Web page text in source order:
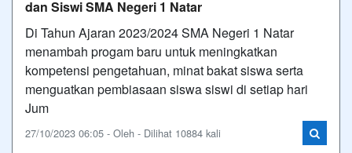
dan Siswi SMA Negeri 1 Natar
Di Tahun Ajaran 2023/2024 SMA Negeri 1 Natar
menambah progam baru untuk meningkatkan
kompetensi pengetahuan, minat bakat siswa serta
menguatkan pembiasaan siswa siswi di setiap hari
Jum
27/10/2023 06:05 - Oleh - Dilihat 10884 kali